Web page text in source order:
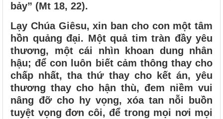
bảy” (Mt 18, 22).
Lạy Chúa Giêsu, xin ban cho con một tâm
hồn quảng đại. Một quả tim tràn đầy yêu
thương, một cái nhìn khoan dung nhân
hậu; để con luôn biết cảm thông thay cho
chấp nhất, tha thứ thay cho kết án, yêu
thương thay cho hận thù, đem niềm vui
nâng đỡ cho hy vọng, xóa tan nỗi buồn
tuyệt vọng đơn côi, để trong mọi nơi mọi